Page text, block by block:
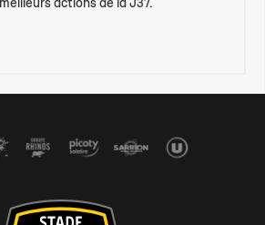
actions de la J37.